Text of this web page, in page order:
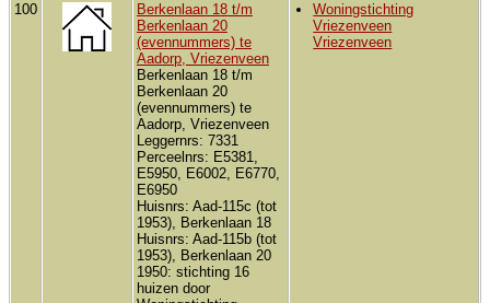
100
Berkenlaan 18 t/m
Berkenlaan 20
(evennummers) te
Aadorp, Vriezenveen
Berkenlaan 18 t/m
Berkenlaan 20
(evennummers) te
Aadorp, Vriezenveen
Leggernrs: 7331
Perceelnrs: E5381,
E5950, E6002, E6770,
E6950
Huisnrs: Aad-115c (tot
1953), Berkenlaan 18
Huisnrs: Aad-115b (tot
1953), Berkenlaan 20
1950: stichting 16
huizen door
Woningstichting
Vriezenveen
Vriezenveen